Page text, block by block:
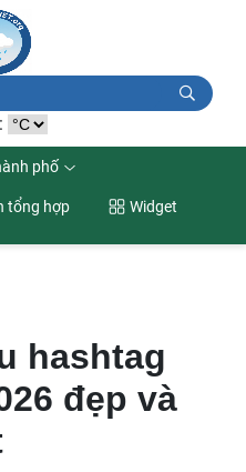
phố
tổng hợp Widget
hashtag
đẹp và